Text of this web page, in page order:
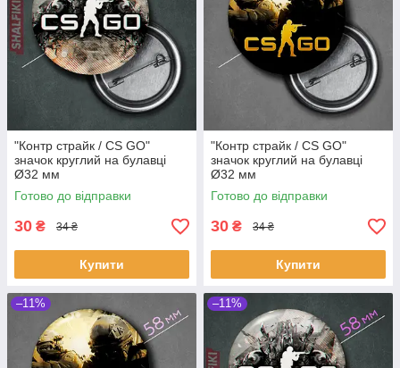
"Контр страйк / CS GO"
значок круглий на булавці
Ø32 мм
Готово до відправки
30 ₴ 34 ₴
Купити
"Контр страйк / CS GO"
значок круглий на булавці
Ø32 мм
Готово до відправки
30 ₴ 34 ₴
Купити
–11% –11%